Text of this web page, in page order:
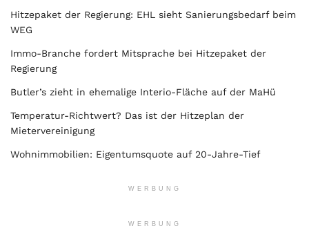
Hitzepaket der Regierung: EHL sieht Sanierungsbedarf beim
WEG
Immo-Branche fordert Mitsprache bei Hitzepaket der
Regierung
Butler’s zieht in ehemalige Interio-Fläche auf der MaHü
Temperatur-Richtwert? Das ist der Hitzeplan der
Mietervereinigung
Wohnimmobilien: Eigentumsquote auf 20-Jahre-Tief
WERBUNG
WERBUNG